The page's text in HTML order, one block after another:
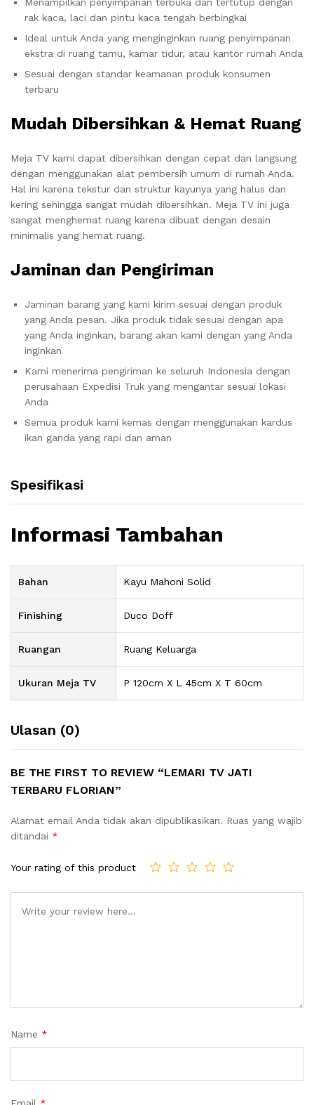
rak kaca, laci dan pintu kaca tengah berbingkai
Ideal untuk Anda yang menginginkan ruang penyimpanan
ekstra di ruang tamu, kamar tidur, atau kantor rumah Anda
Sesuai dengan standar keamanan produk konsumen
terbaru
Mudah Dibersihkan & Hemat Ruang
Meja TV kami dapat dibersihkan dengan cepat dan langsung
dengan menggunakan alat pembersih umum di rumah Anda.
Hal ini karena tekstur dan struktur kayunya yang halus dan
kering sehingga sangat mudah dibersihkan. Meja TV ini juga
sangat menghemat ruang karena dibuat dengan desain
minimalis yang hemat ruang.
Jaminan dan Pengiriman
Jaminan barang yang kami kirim sesuai dengan produk
yang Anda pesan. Jika produk tidak sesuai dengan apa
yang Anda inginkan, barang akan kami dengan yang Anda
inginkan
Kami menerima pengiriman ke seluruh Indonesia dengan
perusahaan Expedisi Truk yang mengantar sesuai lokasi
Anda
Semua produk kami kemas dengan menggunakan kardus
ikan ganda yang rapi dan aman
Spesifikasi
Informasi Tambahan
Bahan Kayu Mahoni Solid
Finishing Duco Doff
Ruangan Ruang Keluarga
Ukuran Meja TV P 120cm X L 45cm X T 60cm
Ulasan (0)
BE THE FIRST TO REVIEW “LEMARI TV JATI
TERBARU FLORIAN”
Alamat email Anda tidak akan dipublikasikan. Ruas yang wajib
ditandai *
Your rating of this product
Name *
Email *